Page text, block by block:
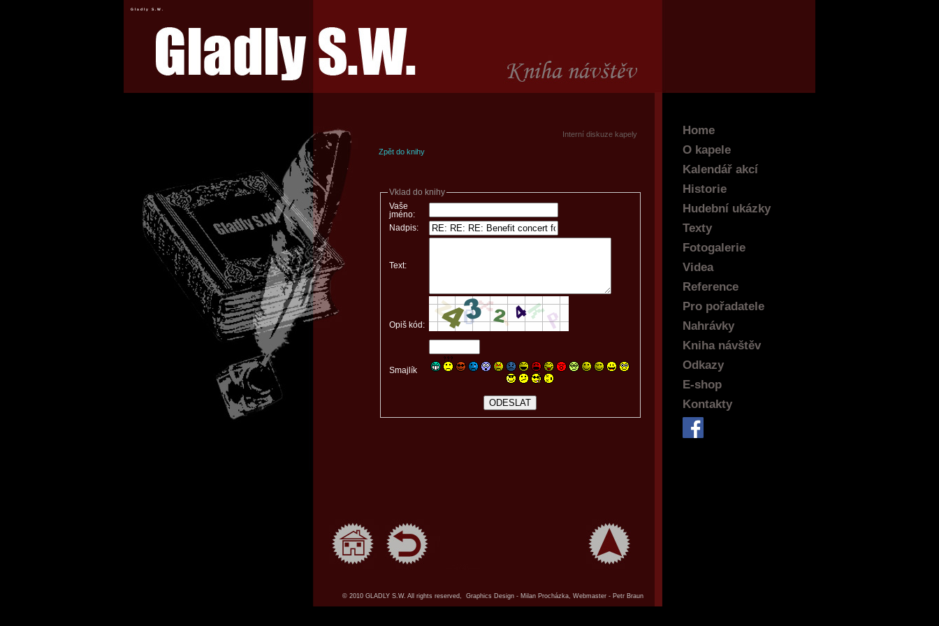
Gladly S.W.
Interní diskuze kapely
Zpět do knihy
Vklad do knihy
Vaše
jméno:
Nadpis:
Text:
Opiš kód:
Smajlík
Home
O kapele
Kalendář akcí
Historie
Hudební ukázky
Texty
Fotogalerie
Videa
Reference
Pro pořadatele
Nahrávky
Kniha návštěv
Odkazy
E-shop
Kontakty
© 2010 GLADLY S.W. All rights reserved, Graphics Design - Milan Procházka, Webmaster - Petr Braun